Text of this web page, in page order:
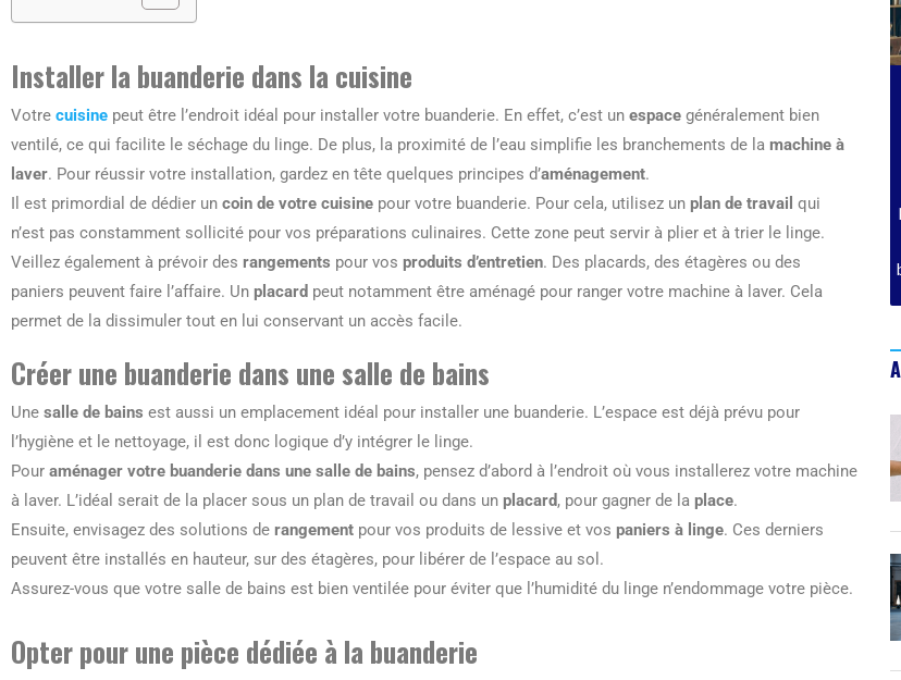
Installer la buanderie dans la cuisine
Votre cuisine peut être l’endroit idéal pour installer votre buanderie. En effet, c’est un espace généralement bien
ventilé, ce qui facilite le séchage du linge. De plus, la proximité de l’eau simplifie les branchements de la machine à
laver. Pour réussir votre installation, gardez en tête quelques principes d’aménagement.
Il est primordial de dédier un coin de votre cuisine pour votre buanderie. Pour cela, utilisez un plan de travail qui
n’est pas constamment sollicité pour vos préparations culinaires. Cette zone peut servir à plier et à trier le linge.
Veillez également à prévoir des rangements pour vos produits d’entretien. Des placards, des étagères ou des
paniers peuvent faire l’affaire. Un placard peut notamment être aménagé pour ranger votre machine à laver. Cela
permet de la dissimuler tout en lui conservant un accès facile.
Créer une buanderie dans une salle de bains
Une salle de bains est aussi un emplacement idéal pour installer une buanderie. L’espace est déjà prévu pour
l’hygiène et le nettoyage, il est donc logique d’y intégrer le linge.
Pour aménager votre buanderie dans une salle de bains, pensez d’abord à l’endroit où vous installerez votre machine
à laver. L’idéal serait de la placer sous un plan de travail ou dans un placard, pour gagner de la place.
Ensuite, envisagez des solutions de rangement pour vos produits de lessive et vos paniers à linge. Ces derniers
peuvent être installés en hauteur, sur des étagères, pour libérer de l’espace au sol.
Assurez-vous que votre salle de bains est bien ventilée pour éviter que l’humidité du linge n’endommage votre pièce.
Opter pour une pièce dédiée à la buanderie